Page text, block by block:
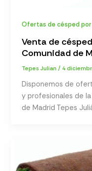
Ofertas de césped por
Venta de
Comunidad de
Tepes Julian/ 4
Disponemos de
y profesionales de
de Madrid Tepes